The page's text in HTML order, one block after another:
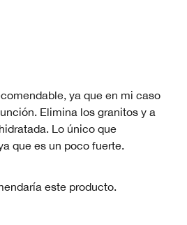
ya que en mi caso
Elimina los granitos y a
Lo único que
que es un poco fuerte.
este producto.